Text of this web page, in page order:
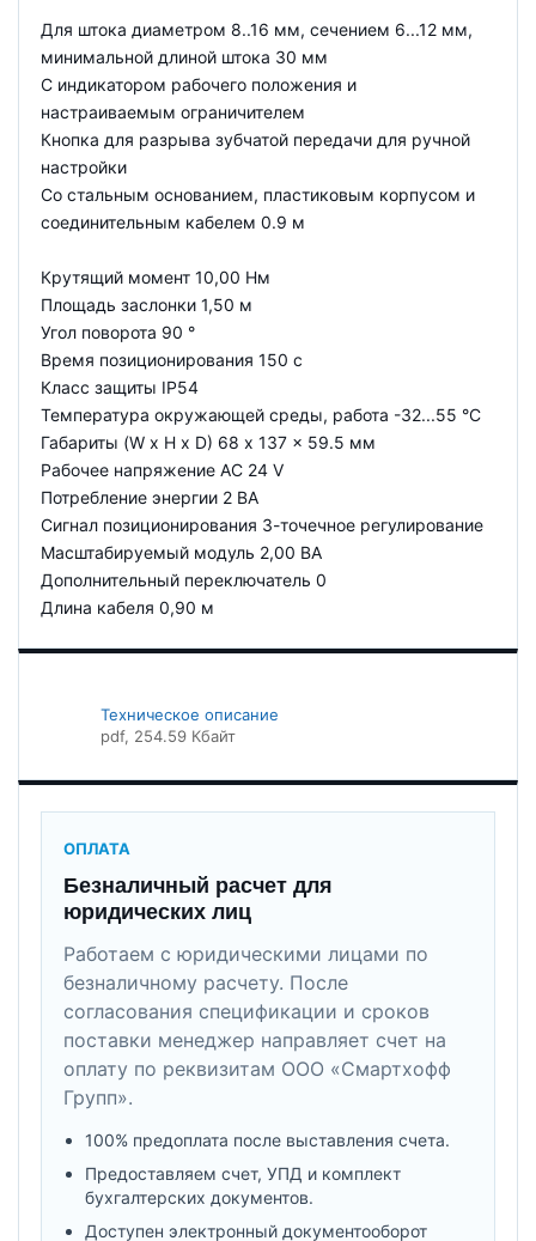
Для штока диаметром 8..16 мм, сечением 6...12 мм,
минимальной длиной штока 30 мм
С индикатором рабочего положения и
настраиваемым ограничителем
Кнопка для разрыва зубчатой передачи для ручной
настройки
Со стальным основанием, пластиковым корпусом и
соединительным кабелем 0.9 м
Крутящий момент 10,00 Нм
Площадь заслонки 1,50 м
Угол поворота 90 °
Время позиционирования 150 с
Класс защиты IP54
Температура окружающей среды, работа -32...55 °C
Габариты (W x H x D) 68 x 137 x 59.5 мм
Рабочее напряжение AC 24 V
Потребление энергии 2 ВА
Сигнал позиционирования 3-точечное регулирование
Масштабируемый модуль 2,00 ВА
Дополнительный переключатель 0
Длина кабеля 0,90 м
Техническое описание
pdf, 254.59 Кбайт
ОПЛАТА
Безналичный расчет для
юридических лиц
Работаем с юридическими лицами по
безналичному расчету. После
согласования спецификации и сроков
поставки менеджер направляет счет на
оплату по реквизитам ООО «Смартхофф
Групп».
100% предоплата после выставления счета.
Предоставляем счет, УПД и комплект
бухгалтерских документов.
Доступен электронный документооборот